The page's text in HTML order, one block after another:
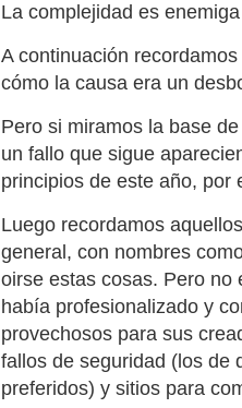
La complejidad es
A continuación
cómo la causa era un
Pero si miramos la base
un fallo que sigue
principios de este año, por
Luego recordamos
general, con nombres
oirse estas cosas. Pero no
había profesionalizado y
provechosos para sus
fallos de seguridad (los de
preferidos) y sitios para